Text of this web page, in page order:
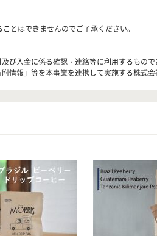
とはできませんのでご了承ください。
入金に係る確認・連絡等に利用するもので
報」等を本事業を連携して実施する株式会